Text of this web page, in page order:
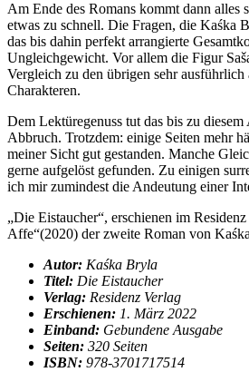
Am Ende des Romans kommt dann alles
etwas zu schnell. Die Fragen, die Kaśka
das bis dahin perfekt arrangierte
Ungleichgewicht. Vor allem die Figur
Vergleich zu den übrigen sehr ausführlich
Charakteren.
Dem Lektüregenuss tut das bis zu
Abbruch. Trotzdem: einige Seiten mehr
meiner Sicht gut gestanden. Manche
gerne aufgelöst gefunden. Zu einigen
ich mir zumindest die Andeutung einer
„Die Eistaucher“, erschienen im
Affe“(2020) der zweite Roman von
Autor: Kaśka Bryla
Titel: Die Eistaucher
Verlag: Residenz Verlag
Erschienen: 1. März 2022
Einband: Gebundene Ausgabe
Seiten: 320 Seiten
ISBN: 978-3701717514